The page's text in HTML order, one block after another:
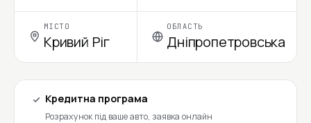
МІСТО
Кривий Ріг
ОБЛАСТЬ
Дніпропетровська
Кредитна програма
Розрахунок під ваше авто, заявка онлайн